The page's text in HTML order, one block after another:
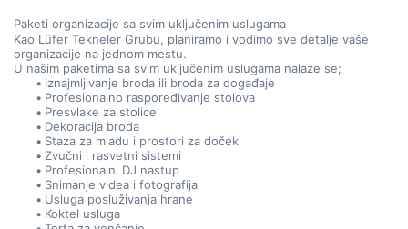
Paketi organizacije sa svim uključenim uslugama
Kao Lüfer Tekneler Grubu, planiramo i vodimo sve detalje vaše
organizacije na jednom mestu.
U našim paketima sa svim uključenim uslugama nalaze se;
Iznajmljivanje broda ili broda za događaje
Profesionalno raspoređivanje stolova
Presvlake za stolice
Dekoracija broda
Staza za mladu i prostori za doček
Zvučni i rasvetni sistemi
Profesionalni DJ nastup
Snimanje videa i fotografija
Usluga posluživanja hrane
Koktel usluga